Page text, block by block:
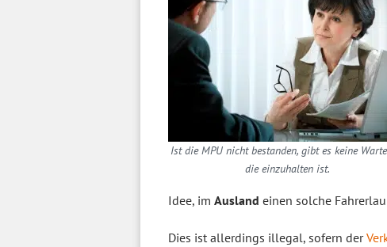
Ist die MPU nicht bestanden, gibt es keine
die einzuhalten ist.
Idee, im Ausland einen solche
Dies ist allerdings illegal, sofern der